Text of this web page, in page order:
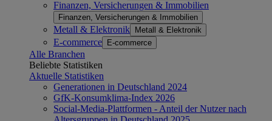
Finanzen, Versicherungen & Immobilien
Finanzen, Versicherungen & Immobilien
Metall & Elektronik Metall & Elektronik
E-commerce E-commerce
Alle Branchen
Beliebte Statistiken
Aktuelle Statistiken
Generationen in Deutschland 2024
GfK-Konsumklima-Index 2026
Social-Media-Plattformen - Anteil der Nutzer nach